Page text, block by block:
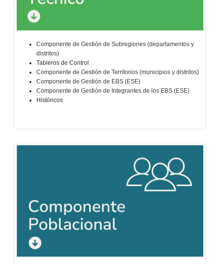
Componente de Gestión de Subregiones (departamentos y
distritos)​
Tableros de Control
Componente de Gestión de Territorios (municipios y distritos)​
Componente de Gestión de EBS (ESE)​
Componente de Gestión de Integrantes de los EBS (ESE)​
Históricos​